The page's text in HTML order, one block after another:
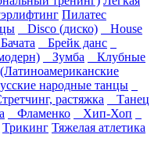
Пилатес
Disco (диско)
House
Брейк данс
Зумба
Клубные
народные танцы
растяжка
Танец
Фламенко
Хип-Хоп
Трикинг Тяжелая атлетика